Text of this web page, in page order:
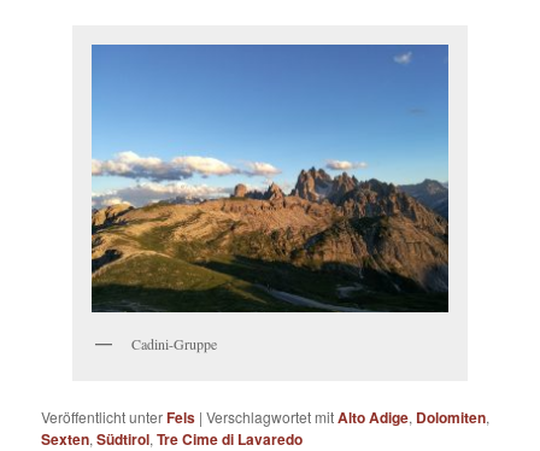
Cadini-Gruppe
Veröffentlicht unterFels |Verschlagwortet mitAlto Adige, Dolomiten,
Sexten,Südtirol,Tre Cime di Lavaredo